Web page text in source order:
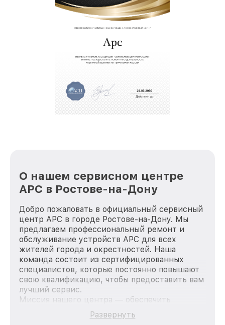
О нашем сервисном центре
APC в Ростове-на-Дону
Добро пожаловать в официальный сервисный
центр APC в городе Ростове-на-Дону. Мы
предлагаем профессиональный ремонт и
обслуживание устройств APC для всех
жителей города и окрестностей. Наша
команда состоит из сертифицированных
специалистов, которые постоянно повышают
свою квалификацию, чтобы предоставить вам
лучший сервис.
Миссия нашего центра — обеспечить
качественный и доступный ремонт для
каждого пользователя продукции APC, вне
Развернуть